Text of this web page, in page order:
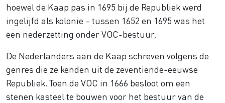
hoewel de Kaap pas in 1695 bij de Republiek werd
ingelijfd als kolonie – tussen 1652 en 1695 was het
een nederzetting onder VOC-bestuur.
De Nederlanders aan de Kaap schreven volgens de
genres die ze kenden uit de zeventiende-eeuwse
Republiek. Toen de VOC in 1666 besloot om een
stenen kasteel te bouwen voor het bestuur van de